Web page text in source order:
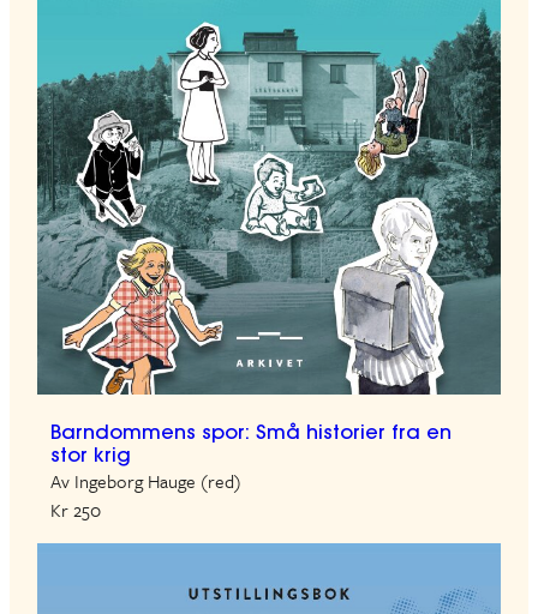
Barndommens spor: Små historier fra en
stor krig
Av Ingeborg Hauge (red)
Kr 250